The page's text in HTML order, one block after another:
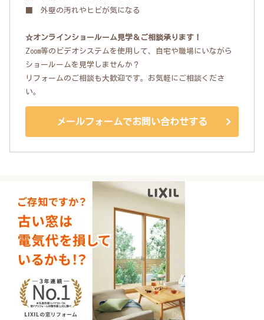
■ 外壁の汚れやヒビが気になる
☆オンラインショールーム見学＆ご相談承ります！
Zoom等のビデオシステムを使用して、自宅や職場にいながら
ショールームを見学しませんか？
リフォームのご相談も大歓迎です。お気軽にご相談くださ
い。
メールフォームでお問い合わせする